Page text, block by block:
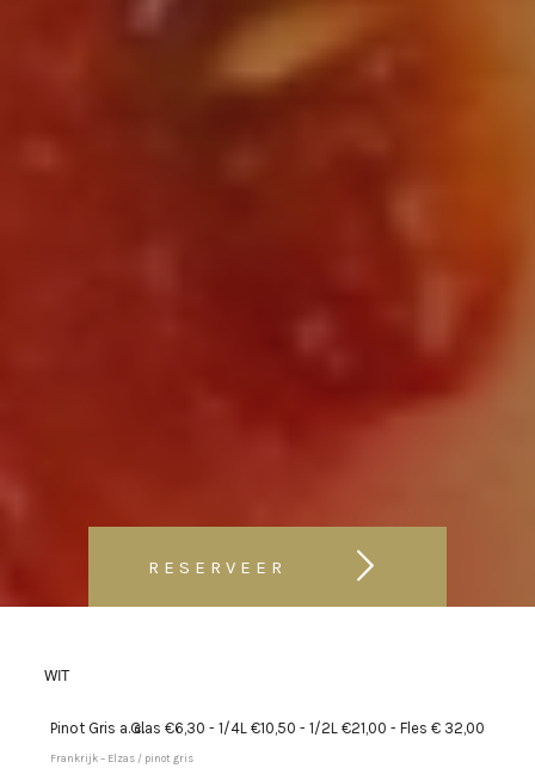
RESERVEER
WIT
Pinot Gris a. c.Glas €6,30 - 1/4L €10,50 - 1/2L €21,00 - Fles € 32,00
Frankrijk – Elzas / pinot gris